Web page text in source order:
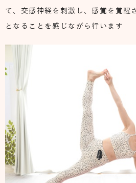
て、交感神経を刺激し、感覚を覚醒
となることを感じながら行います